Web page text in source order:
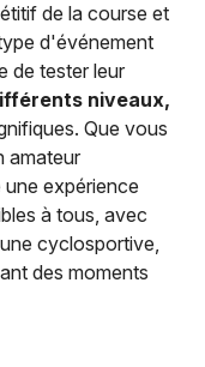
de la course et
d'événement
de tester leur
niveaux,
Que vous
amateur
expérience
à tous, avec
cyclosportive,
des moments